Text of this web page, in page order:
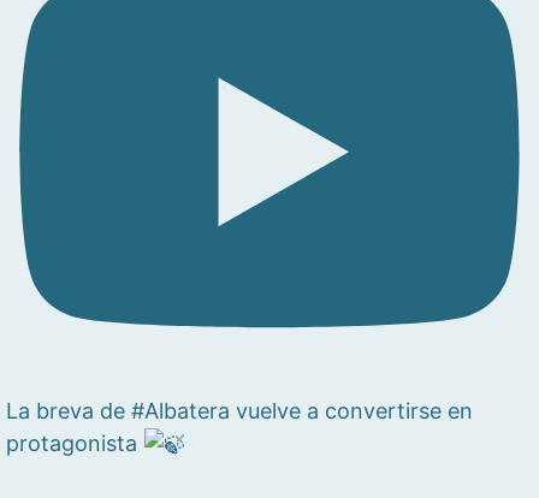
La breva de #Albatera vuelve a convertirse en
protagonista